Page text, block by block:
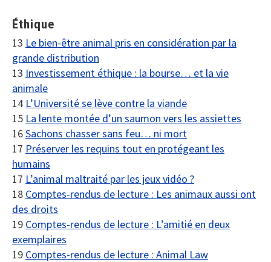
Éthique
13 Le bien-être animal pris en considération par la
grande distribution
13 Investissement éthique : la bourse… et la vie
animale
14 L’Université se lève contre la viande
15 La lente montée d’un saumon vers les assiettes
16Sachons chasser sans feu… ni mort
17 Préserver les requins tout en protégeant les
humains
17 L’animal maltraité par les jeux vidéo ?
18 Comptes-rendus de lecture : Les animaux aussi ont
des droits
19 Comptes-rendus de lecture : L’amitié en deux
exemplaires
19 Comptes-rendus de lecture : Animal Law